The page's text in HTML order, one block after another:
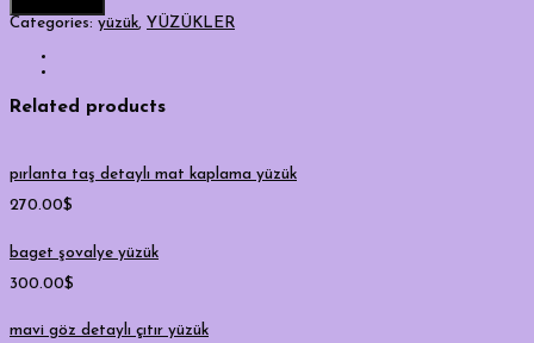
harf
yüzük
Categories: yüzük, YÜZÜKLER
Related products
pırlanta taş detaylı mat kaplama yüzük
270.00$
baget şovalye yüzük
300.00$
mavi göz detaylı çıtır yüzük